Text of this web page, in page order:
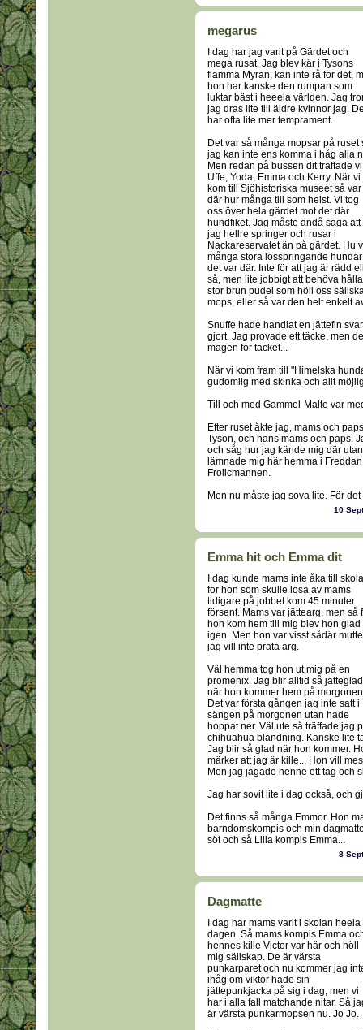
megarus
I dag har jag varit på Gärdet och
mega rusat. Jag blev kär i Tysons
flamma Myran, kan inte rå för det,
hon har kanske den rumpan som
luktar bäst i heeela världen. Jag
jag dras lite till äldre kvinnor jag.
har ofta lite mer temprament.
Det var så många mopsar på ruset
jag kan inte ens komma i håg alla
Men redan på bussen dit träffade vi
Uffe, Yoda, Emma och Kerry. När vi
kom till Sjöhistoriska museét så var
där hur många till som helst. Vi tog
oss över hela gärdet mot det där
hundfiket. Jag måste ändå säga att
jag hellre springer och rusar i
Nackareservatet än på gärdet. Hu
många stora lösspringande hundar
det var där. Inte för att jag är rädd
så, men lite jobbigt att behöva
stor brun pudel som höll oss
mops, eller så var den helt enkelt
Snuffe hade handlat en jättefin
gjort. Jag provade ett täcke, men
magen för täcket...
När vi kom fram till "Himelska
gudomlig med skinka och allt
Till och med Gammel-Malte var
Efter ruset åkte jag, mams och
Tyson, och hans mams och paps.
och såg hur jag kände mig där
lämnade mig här hemma i
Frolicmannen.
Men nu måste jag sova lite. För
10
Emma hit och Emma dit
I dag kunde mams inte åka till
för hon som skulle lösa av mams
tidigare på jobbet kom 45 minuter
försent. Mams var jättearg, men så
hon kom hem till mig blev hon glad
igen. Men hon var visst sådär
jag vill inte prata arg.
Väl hemma tog hon ut mig på en
promenix. Jag blir alltid så jätteglad
när hon kommer hem på
Det var första gången jag inte satt i
sängen på morgonen utan hade
hoppat ner. Väl ute så träffade jag
chihuahua blandning. Kanske lite
Jag blir så glad när hon kommer.
märker att jag är kille... Hon vill
Men jag jagade henne ett tag och
Jag har sovit lite i dag också, och
Det finns så många Emmor. Hon
barndomskompis och min
söt och så Lilla kompis Emma...
8
Dagmatte
I dag har mams varit i skolan heela
dagen. Så mams kompis Emma
hennes kille Victor var här och höll
mig sällskap. De är värsta
punkarparet och nu kommer jag
ihåg om viktor hade sin
jättepunkjacka på sig i dag, men vi
har i alla fall matchande nitar. Så
är värsta punkarmopsen nu. Jo Jo.